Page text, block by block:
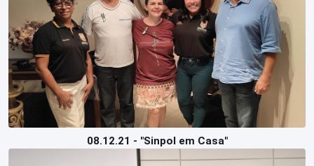
08.12.21 - "Sinpol em Casa"